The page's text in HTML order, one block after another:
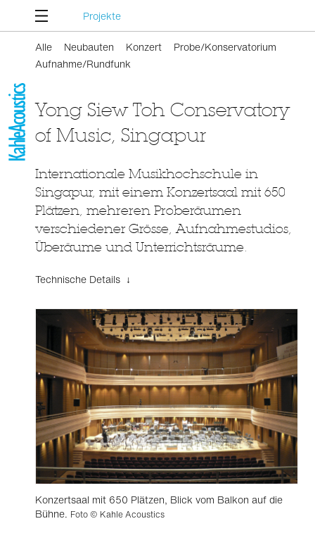
Projekte
Alle Neubauten Konzert
Probe/Konservatorium
Aufnahme/Rundfunk
Yong Siew Toh Conservatory
of Music, Singapur
Internationale Musikhochschule in
Singapur, mit einem Konzertsaal mit 650
Plätzen, mehreren Proberäumen
verschiedener Grösse, Aufnahmestudios,
Überäume und Unterrichtsräume.
Technische Details ↓
Konzertsaal mit 650 Plätzen, Blick vom Balkon auf die
Bühne. Foto © Kahle Acoustics